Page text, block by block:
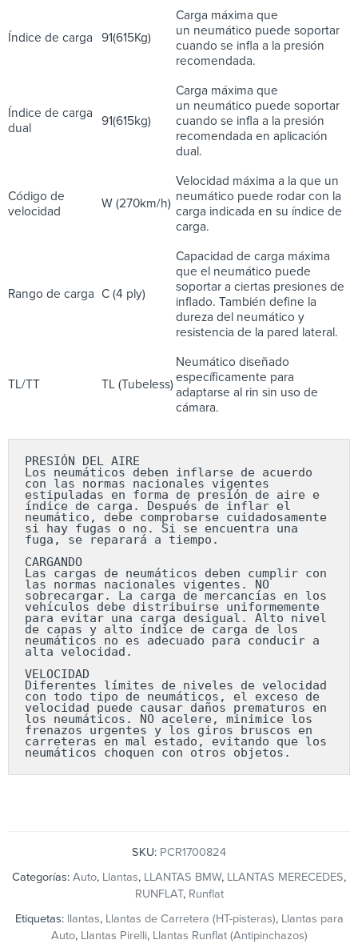
Índice de carga 91(615Kg)
Carga máxima que
un neumático puede soportar
cuando se infla a la presión
recomendada.
Índice de carga
dual
91(615kg)
Carga máxima que
un neumático puede soportar
cuando se infla a la presión
recomendada en aplicación
dual.
Código de
velocidad
W (270km/h)
Velocidad máxima a la que un
neumático puede rodar con la
carga indicada en su índice de
carga.
Rango de carga C (4 ply)
Capacidad de carga máxima
que el neumático puede
soportar a ciertas presiones de
inflado. También define la
dureza del neumático y
resistencia de la pared lateral.
TL/TT TL (Tubeless)
Neumático diseñado
específicamente para
adaptarse al rin sin uso de
cámara.
PRESIÓN DEL AIRE
Los neumáticos deben inflarse de acuerdo
con las normas nacionales vigentes
estipuladas en forma de presión de aire e
índice de carga. Después de inflar el
neumático, debe comprobarse cuidadosamente
si hay fugas o no. Si se encuentra una
fuga, se reparará a tiempo.
CARGANDO
Las cargas de neumáticos deben cumplir con
las normas nacionales vigentes. NO
sobrecargar. La carga de mercancías en los
vehículos debe distribuirse uniformemente
para evitar una carga desigual. Alto nivel
de capas y alto índice de carga de los
neumáticos no es adecuado para conducir a
alta velocidad.
VELOCIDAD
Diferentes límites de niveles de velocidad
con todo tipo de neumáticos, el exceso de
velocidad puede causar daños prematuros en
los neumáticos. NO acelere, minimice los
frenazos urgentes y los giros bruscos en
carreteras en mal estado, evitando que los
neumáticos choquen con otros objetos.
SKU: PCR1700824
Categorías: Auto, Llantas, LLANTAS BMW, LLANTAS MERECEDES,
RUNFLAT, Runflat
Etiquetas: llantas, Llantas de Carretera (HT-pisteras), Llantas para
Auto, Llantas Pirelli, Llantas Runflat (Antipinchazos)